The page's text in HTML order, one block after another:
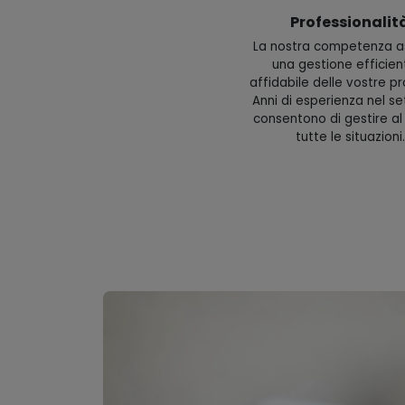
La nostra competenza
una gestione
affidabile delle vostre
Anni di esperienza nel
consentono di gestire
tutte le situazioni.